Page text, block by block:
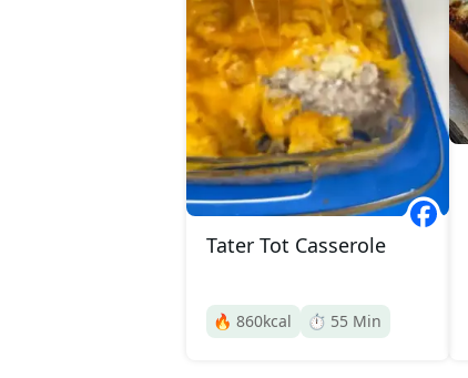
Tater Tot Casserole
🔥 860kcal ⏱️ 55 Min